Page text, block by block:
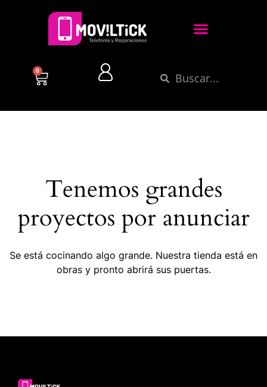
0
Tenemos grandes
proyectos por anunciar
Se está cocinando algo grande. Nuestra tienda está en
obras y pronto abrirá sus puertas.